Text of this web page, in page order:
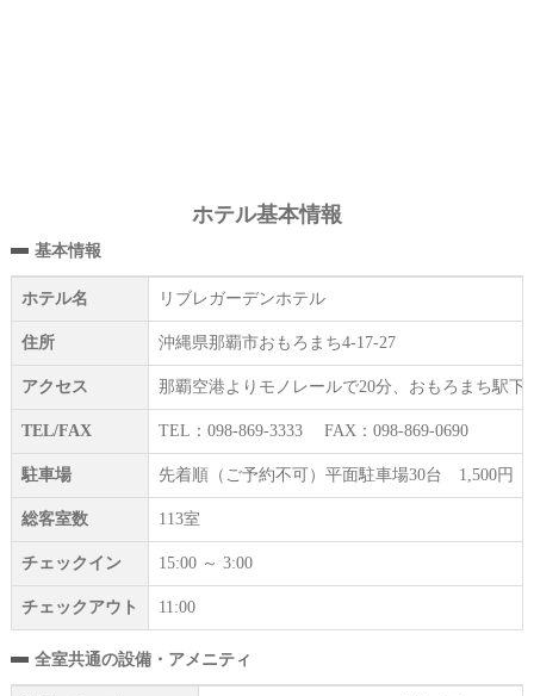
ホテル基本情報
基本情報
ホテル名 リブレガーデンホテル
住所 沖縄県那覇市おもろまち4-17-27
アクセス 那覇空港よりモノレールで20分、おもろまち駅
TEL/FAX TEL：098-869-3333 FAX：098-869-0690
駐車場 先着順（ご予約不可）平面駐車場30台 1,500円
総客室数 113室
チェックイン 15:00 ～ 3:00
チェックアウト 11:00
全室共通の設備・アメニティ